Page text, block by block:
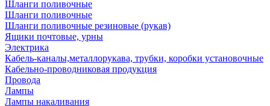
Шланги поливочные
Шланги поливочные
Шланги поливочные резиновые (рукав)
Ящики почтовые, урны
Электрика
Кабель-каналы,металлорукава, трубки, коробки установочные
Кабельно-проводниковая продукция
Провода
Лампы
Лампы накаливания